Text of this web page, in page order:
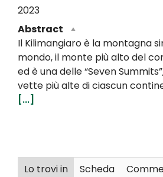
2023
Abstract
Il Kilimangiaro è la montagna
mondo, il monte più alto del
ed è una delle “Seven
vette più alte di ciascun
[...]
Lo trovi in Scheda